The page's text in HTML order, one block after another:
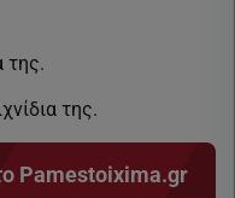
της.
της.
Pamestoixima.gr